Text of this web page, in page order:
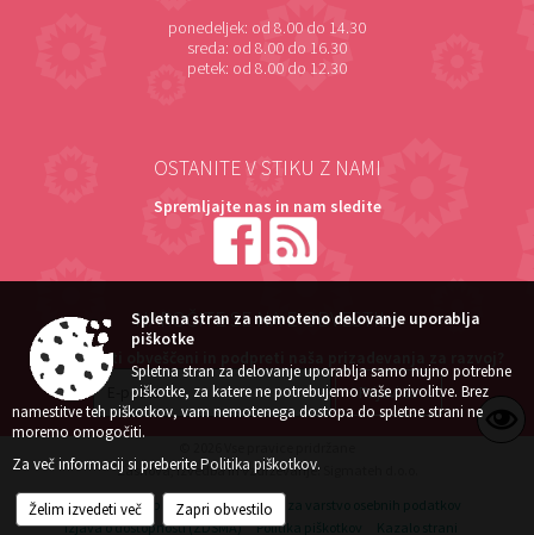
ponedeljek: od 8.00 do 14.30
sreda: od 8.00 do 16.30
petek: od 8.00 do 12.30
OSTANITE V STIKU Z NAMI
Spremljajte nas in nam sledite
NAROČITE SE NA E-OBVESTILA
Želite ostati obveščeni in podpreti naša prizadevanja za razvoj?
Zasnova, izvedba in vzdrževanje: Sigmateh d.o.o.
Splošni pogoji spletne strani
Center za varstvo osebnih podatkov
Izjava o dostopnosti (ZDSMA)
Politika piškotkov Kazalo strani
Spletna stran za nemoteno delovanje uporablja
piškotke
Spletna stran za delovanje uporablja samo nujno potrebne
piškotke, za katere ne potrebujemo vaše privolitve. Brez
namestitve teh piškotkov, vam nemotenega dostopa do spletne strani ne
moremo omogočiti.
Za več informacij si preberitePolitika piškotkov.
Želim izvedeti več Zapri obvestilo